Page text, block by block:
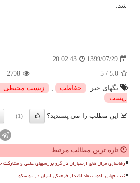
شد.
1399/07/29
20:02:43
5.0
/
5
2708
تگهای خبر:
حفاظت , زیست محیطی
زیست
این مطلب را می پسندید؟ (1)
تازه ترین مطالب مرتبط
رهاسازی مرال های ارسباران در گرو بررسیهای علمی و مشارکت
ثبت جهانی الموت نماد اقتدار فرهنگی ایران در یونسکو